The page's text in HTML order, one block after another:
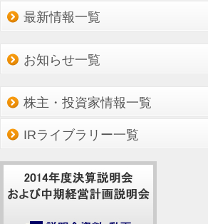
最新情報一覧
お知らせ一覧
株主・投資家情報一覧
IRライブラリー一覧